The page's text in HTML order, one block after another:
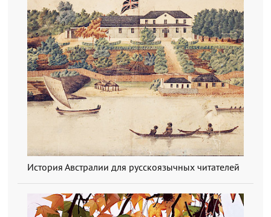
История Австралии для русскоязычных читателей